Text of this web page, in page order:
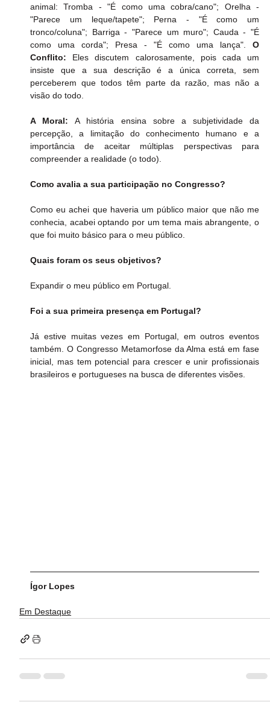
animal: Tromba - "É como uma cobra/cano"; Orelha -
"Parece um leque/tapete"; Perna - "É como um
tronco/coluna"; Barriga - "Parece um muro"; Cauda - "É
como uma corda"; Presa - "É como uma lança". O
Conflito: Eles discutem calorosamente, pois cada um
insiste que a sua descrição é a única correta, sem
perceberem que todos têm parte da razão, mas não a
visão do todo.
A Moral: A história ensina sobre a subjetividade da
percepção, a limitação do conhecimento humano e a
importância de aceitar múltiplas perspectivas para
compreender a realidade (o todo).
Como avalia a sua participação no Congresso?
Como eu achei que haveria um público maior que não me
conhecia, acabei optando por um tema mais abrangente, o
que foi muito básico para o meu público.
Quais foram os seus objetivos?
Expandir o meu público em Portugal.
Foi a sua primeira presença em Portugal?
Já estive muitas vezes em Portugal, em outros eventos
também. O Congresso Metamorfose da Alma está em fase
inicial, mas tem potencial para crescer e unir profissionais
brasileiros e portugueses na busca de diferentes visões.
Ígor Lopes
Em Destaque